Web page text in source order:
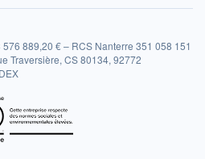
889,20 € – RCS Nanterre 351 058 151
Traversière, CS 80134, 92772